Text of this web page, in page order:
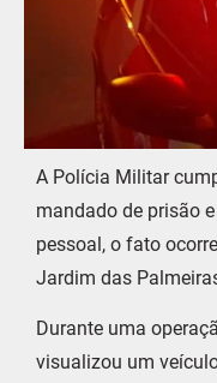
A Polícia Militar
mandado de prisão
pessoal, o fato
Jardim das
Durante uma
visualizou um